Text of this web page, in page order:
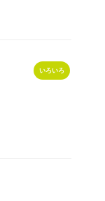
いろいろ